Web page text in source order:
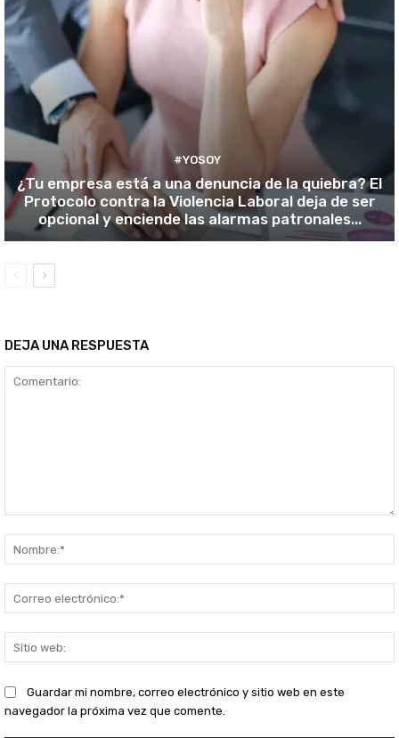
#YOSOY
¿Tu empresa está a una denuncia de la quiebra? El
Protocolo contra la Violencia Laboral deja de ser
opcional y enciende las alarmas patronales...
DEJA UNA RESPUESTA
Guardar mi nombre, correo electrónico y sitio web en este
navegador la próxima vez que comente.